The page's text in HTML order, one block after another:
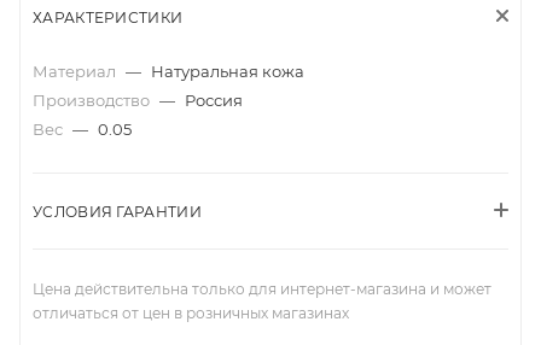
ХАРАКТЕРИСТИКИ
Материал — Натуральная кожа
Производство — Россия
Вес — 0.05
УСЛОВИЯ ГАРАНТИИ
Цена действительна только для интернет-магазина и может
отличаться от цен в розничных магазинах